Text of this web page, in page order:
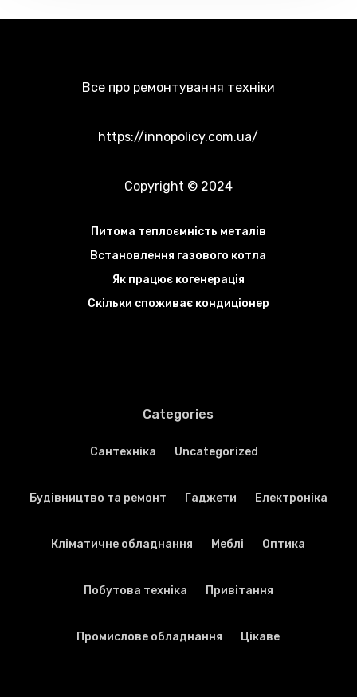
Все про ремонтування техніки
https://innopolicy.com.ua/
Copyright © 2024
Питома теплоємність металів
Встановлення газового котла
Як працює когенерація
Скільки споживає кондиціонер
Categories
Cантехніка Uncategorized
Будівництво та ремонт Гаджети Електроніка
Кліматичне обладнання Меблі Оптика
Побутова техніка Привітання
Промислове обладнання Цікаве